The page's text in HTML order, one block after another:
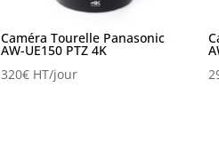
Caméra Tourelle Panasonic
AW-UE150 PTZ 4K
320€ HT/jour